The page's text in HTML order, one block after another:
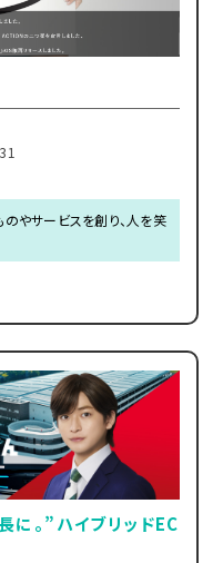
やサービスを創り、人を笑
に。”ハイブリッドEC